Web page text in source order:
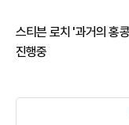
스티븐 로치 '과거의 홍
진행중